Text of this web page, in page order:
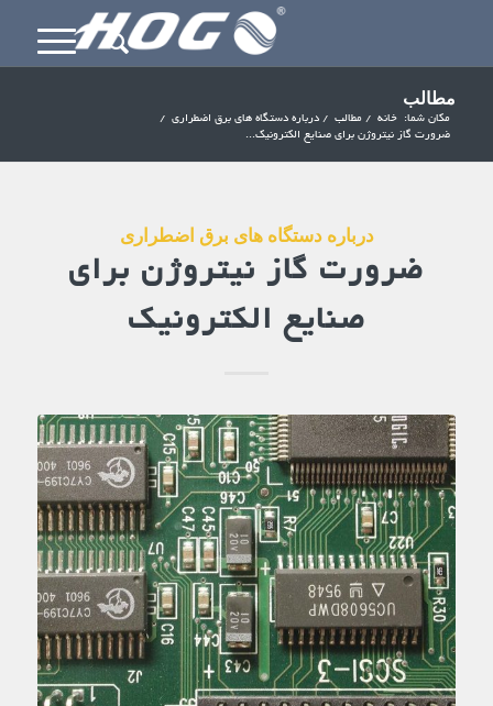
مطالب
مکان شما: خانه / مطالب / درباره دستگاه های برق اضطراری /
ضرورت گاز نیتروژن برای صنایع الکترونیک...
درباره دستگاه های برق اضطراری
ضرورت گاز نیتروژن برای
صنایع الکترونیک